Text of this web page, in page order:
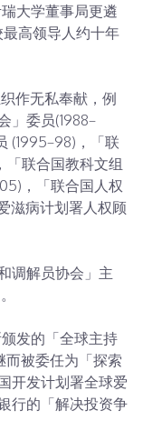
大学董事局更遴
高领导人约十年
作无私奉献，例
」委员(1988–
(1995–98)，「联
「联合国教科文组
，「联合国人权
滋病计划署人权顾
调解员协会」主
发的「全球主持
而被委任为「探索
开发计划署全球爱
行的「解决投资争